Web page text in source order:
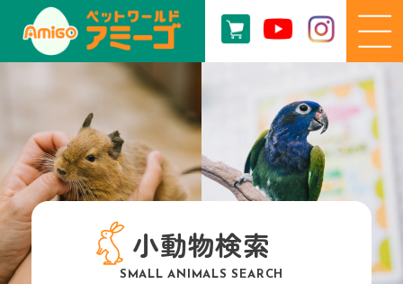
小動物検索
SMALL ANIMALS SEARCH